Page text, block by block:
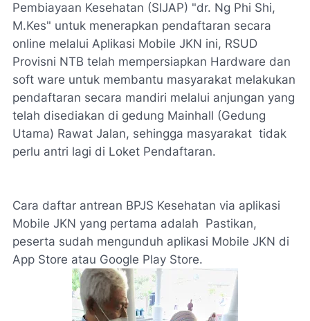
Pembiayaan Kesehatan (SIJAP) "dr. Ng Phi Shi,
M.Kes" untuk menerapkan pendaftaran secara
online melalui Aplikasi Mobile JKN ini, RSUD
Provisni NTB telah mempersiapkan Hardware dan
soft ware untuk membantu masyarakat melakukan
pendaftaran secara mandiri melalui anjungan yang
telah disediakan di gedung Mainhall (Gedung
Utama) Rawat Jalan, sehingga masyarakat tidak
perlu antri lagi di Loket Pendaftaran.
Cara daftar antrean BPJS Kesehatan via aplikasi
Mobile JKN yang pertama adalah Pastikan,
peserta sudah mengunduh aplikasi Mobile JKN di
App Store atau Google Play Store.